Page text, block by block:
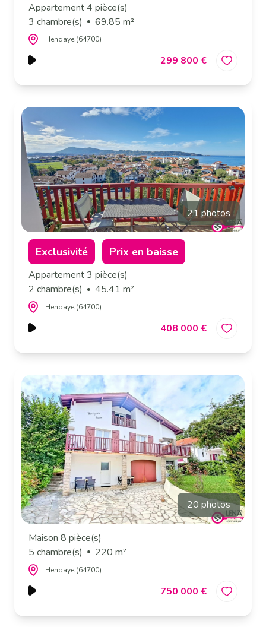
Appartement 4 pièce(s)
3 chambre(s)
69.85 m²
Hendaye (64700)
299 800 €
21 photos
Exclusivité Prix en baisse
Appartement 3 pièce(s)
2 chambre(s)
45.41 m²
Hendaye (64700)
408 000 €
20 photos
Maison 8 pièce(s)
5 chambre(s)
220 m²
Hendaye (64700)
750 000 €